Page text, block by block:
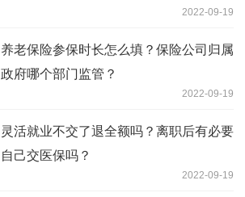
2022-09-19
养老保险参保时长怎么填？保险公司归属
政府哪个部门监管？
2022-09-19
灵活就业不交了退全额吗？离职后有必要
自己交医保吗？
2022-09-19